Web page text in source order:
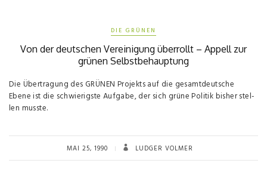
DIE GRÜNEN
Von der deutschen Vereinigung überrollt – Appell zur
grünen Selbstbehauptung
Die Übertragung des GRÜNEN Projekts auf die gesamtdeutsche
Ebene ist die schwierigste Aufgabe, der sich grüne Politik bisher stel­
len musste.
MAI 25, 1990 LUDGER VOLMER